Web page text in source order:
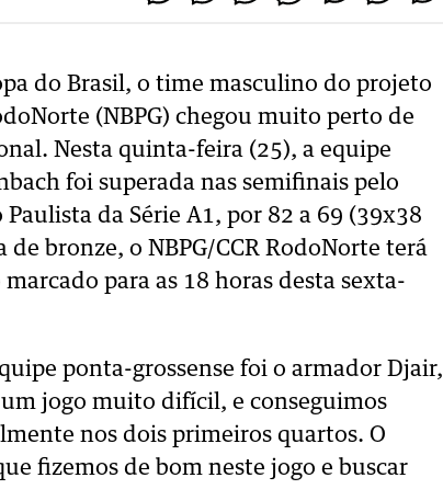
do Brasil, o time masculino do projeto
(NBPG) chegou muito perto de
Nesta quinta-feira (25), a equipe
foi superada nas semifinais pelo
da Série A1, por 82 a 69 (39x38
bronze, o NBPG/CCR RodoNorte terá
para as 18 horas desta sexta-
ponta-grossense foi o armador Djair,
jogo muito difícil, e conseguimos
nos dois primeiros quartos. O
fizemos de bom neste jogo e buscar